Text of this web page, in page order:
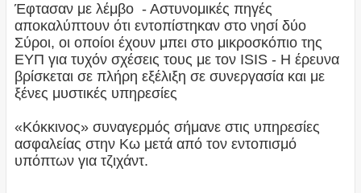
Έφτασαν με λέμβο - Αστυνομικές πηγές
αποκαλύπτουν ότι εντοπίστηκαν στο νησί δύο
Σύροι, οι οποίοι έχουν μπει στο μικροσκόπιο της
ΕΥΠ για τυχόν σχέσεις τους με τον ISIS - Η έρευνα
βρίσκεται σε πλήρη εξέλιξη σε συνεργασία και με
ξένες μυστικές υπηρεσίες
«Κόκκινος» συναγερμός σήμανε στις υπηρεσίες
ασφαλείας στην Κω μετά από τον εντοπισμό
υπόπτων για τζιχάντ.